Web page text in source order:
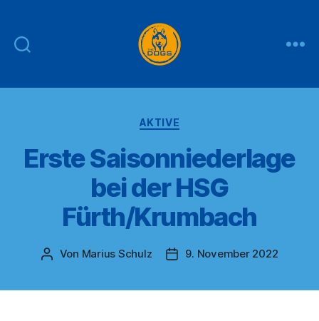
DOGS
Kategorien
AKTIVE
Erste Saisonniederlage
bei der HSG
Fürth/Krumbach
Beitragsautor
Von Marius Schulz Veröffentlichungsdatum
9. November 2022